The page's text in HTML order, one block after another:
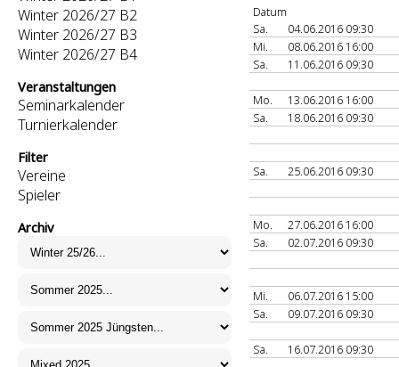
Winter 2026/27 B2
Winter 2026/27 B3
Winter 2026/27 B4
Veranstaltungen
Seminarkalender
Turnierkalender
Filter
Vereine
Spieler
Archiv
Datum
Sa.
04.06.2016 09:30
Mi.
08.06.2016 16:00
Sa.
11.06.2016 09:30
Mo.
13.06.2016 16:00
Sa.
18.06.2016 09:30
Sa. 25.06.2016 09:30
Mo.
27.06.2016 16:00
Sa.
02.07.2016 09:30
Mi.
06.07.2016 15:00
Sa.
09.07.2016 09:30
Sa. 16.07.2016 09:30